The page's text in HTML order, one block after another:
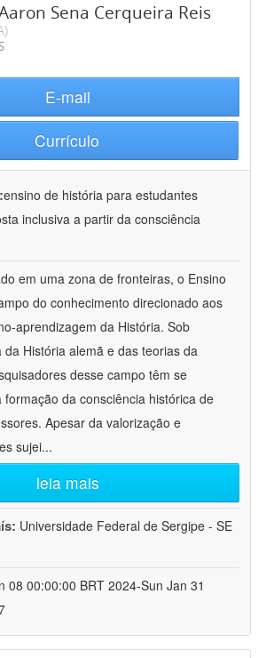
Sena Cerqueira Reis
E-mail
Currículo
ensino de história para estudantes
inclusiva a partir da consciência
em uma zona de fronteiras, o Ensino
do conhecimento direcionado aos
aprendizagem da História. Sob
História alemã e das teorias da
desse campo têm se
da consciência histórica de
Apesar da valorização e
sujei...
leia mais
Universidade Federal de Sergipe - SE
08 00:00:00 BRT 2024-Sun Jan 31